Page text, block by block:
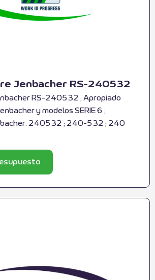
Jenbacher RS-240532
RS-240532 ; Apropiado
y modelos SERIE 6 ;
240532 ; 240-532 ; 240